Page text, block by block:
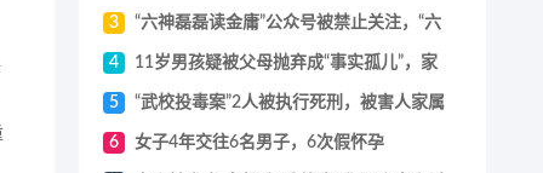
3 “六神磊磊读金庸”公众号被禁止关注，“六
4 11岁男孩疑被父母抛弃成“事实孤儿”，家
5 “武校投毒案”2人被执行死刑，被害人家属
6 女子4年交往6名男子，6次假怀孕